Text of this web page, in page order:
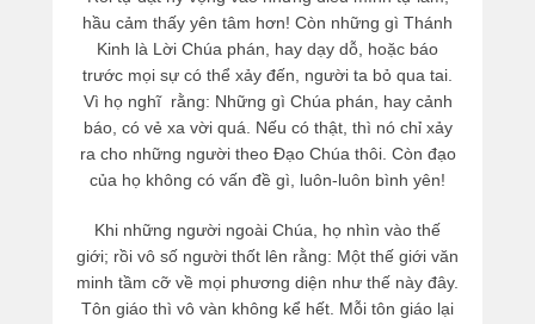
hầu cảm thấy yên tâm hơn! Còn những gì Thánh
Kinh là Lời Chúa phán, hay dạy dỗ, hoặc báo
trước mọi sự có thể xảy đến, người ta bỏ qua tai.
Vì họ nghĩ rằng: Những gì Chúa phán, hay cảnh
báo, có vẻ xa vời quá. Nếu có thật, thì nó chỉ xảy
ra cho những người theo Đạo Chúa thôi. Còn đạo
của họ không có vấn đề gì, luôn-luôn bình yên!
Khi những người ngoài Chúa, họ nhìn vào thế
giới; rồi vô số người thốt lên rằng: Một thế giới văn
minh tầm cỡ về mọi phương diện như thế này đây.
Tôn giáo thì vô vàn không kể hết. Mỗi tôn giáo lại